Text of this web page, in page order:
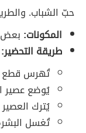
حبّ الشباب.
المكونات: بعض
طريقة التحضير:
تُهرس قطع
يُوضع عصير
يُترك العصير
تُغسل